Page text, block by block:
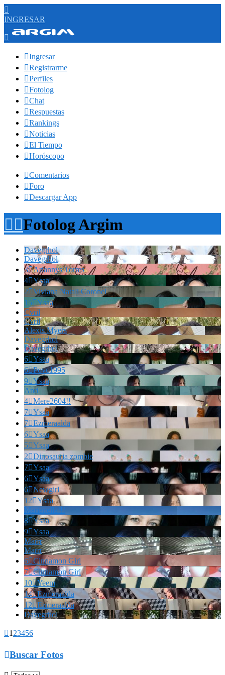

INGRESAR

Ingresar
Registrarme
Perfiles
Fotolog
Chat
Respuestas
Rankings
Noticias
El Tiempo
Horóscopo
Comentarios
Foro
Descargar App
Fotolog Argim
Davegrhol
Davegrhol
3Ariannys Torres
4Ysaa
2Viviana Natali Coronel
15Ysaa
Cvril
Cvril
Alexis Myers
Davegrhol
Davegrhol
6Ysaa
6Povc1995
9Ysaa
And
4Mere2604!!
7Ysaa
7Ezmeraalda
6Ysaa
5Ysaa
2Dinosauria zombie
7Ysaa
6Ysaa
6Newgirl
12Ysaa
Marianella!!!
8Ysaa
9Ysaa
Marrr
Marrr
6Cinnamon Girl
7Cinnamon Girl
10Yeem
14Ezmeraalda
12Ezmeraalda
Davegrhol
1 23456
Buscar Fotos